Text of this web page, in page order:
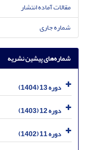
مقالات آماده انتشار
شماره جاری
شماره‌های پیشین نشریه
دوره 13 (1404)
دوره 12 (1403)
دوره 11 (1402)